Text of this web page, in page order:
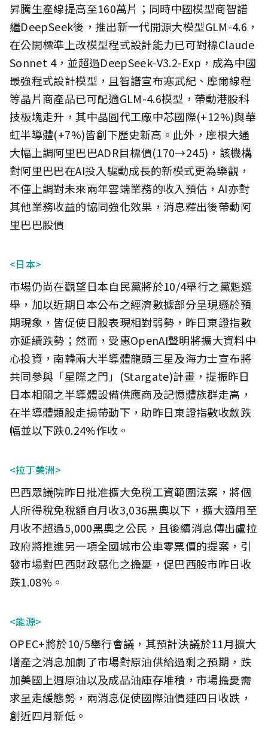
昇騰生產線提高至160萬片；同時中國模型商智譜
繼DeepSeek後，推出新一代開源大模型GLM-4.6，
在公開標準上改模型程式設計能力已可對標Claude
Sonnet 4，並超過DeepSeek-V3.2-Exp，成為中國
最強程式設計模型，且智譜宣布寒武紀、摩爾線程
等晶片商產品已可配適GLM-4.6模型，帶動港股科
技板塊走升，其中晶圓代工廠中芯國際(+12%)與華
虹半導體(+7%)皆創下歷史新高。此外，摩根大通
大幅上調阿里巴巴ADR目標價(170→245)，該機構
對阿里巴巴在AI投入驅動成長的新模式更為樂觀，
不僅上調對未來兩年雲端業務的收入預估，AI亦對
其他業務收益的協同強化效果，消息釋出後帶動阿
里巴巴股價
<日本>
市場仍尚在觀望日本自民黨將於10/4舉行之黨魁選
舉，加以近期日本公布之經濟數據部分呈現遜於預
期現象，皆促使日股表現相對弱勢，昨日東證指數
亦延續跌勢；然而，受惠OpenAI聲明將擴大資料中
心投資，南韓兩大半導體龍頭三星及海力士宣布將
共同參與「星際之門」(Stargate)計畫，提振昨日
日本相關之半導體設備供應商及記憶體族群走高，
在半導體類股走揚帶動下，助昨日東證指數收斂跌
幅並以下跌0.24%作收。
<拉丁美洲>
巴西眾議院昨日批准擴大免稅工資範圍法案，將個
人所得稅免稅額自月收3,036黑奧以下，擴大適用至
月收不超過5,000黑奧之公民，且後續消息傳出盧拉
政府將推進另一項全國城市公車零票價的提案，引
發市場對巴西財政惡化之擔憂，促巴西股市昨日收
跌1.08%。
<能源>
OPEC+將於10/5舉行會議，其預計決議於11月擴大
增產之消息加劇了市場對原油供給過剩之預期，跌
加美國上週原油以及成品油庫存堆積，市場擔憂需
求呈走緩態勢，兩消息促使國際油價連四日收跌，
創近四月新低。